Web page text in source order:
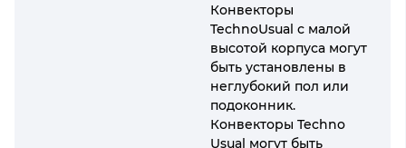
Конвекторы
TechnoUsual с малой
высотой корпуса могут
быть установлены в
неглубокий пол или
подоконник.
Конвекторы Techno
Usual могут быть